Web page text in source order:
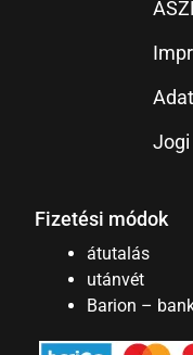
Fizetési módok
átutalás
utánvét
Barion –